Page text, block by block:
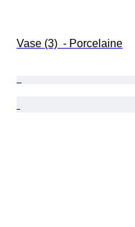
Vase (3)  - Porcelaine